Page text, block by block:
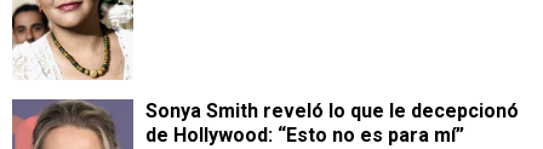
Sonya Smith reveló lo que le decepcionó
de Hollywood: “Esto no es para mí”